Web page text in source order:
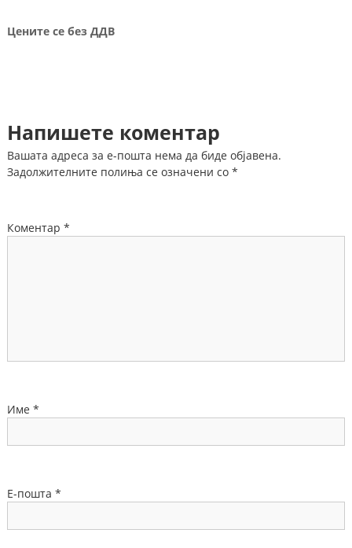
Цените се без ДДВ
Напишете коментар
Вашата адреса за е-пошта нема да биде објавена.
Задолжителните полиња се означени со *
Коментар *
Име *
Е-пошта *